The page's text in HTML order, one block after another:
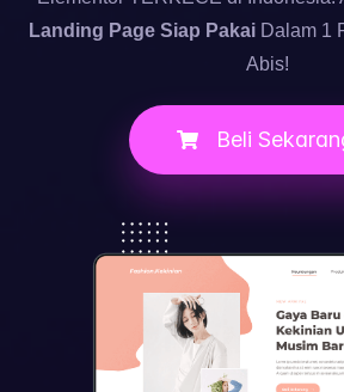
Landing Page Siap Pakai Dalam 1
Abis!
Beli